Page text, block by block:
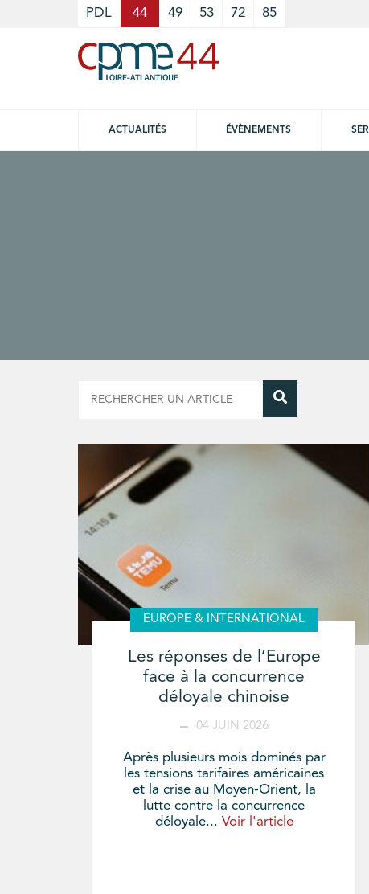
PDL 44 49 53 72 85
ACTUALITÉS ÉVÈNEMENTS
EUROPE & INTERNATIONAL
Les réponses de l’Europe
face à la concurrence
déloyale chinoise
04 JUIN 2026
Après plusieurs mois dominés par
les tensions tarifaires américaines
et la crise au Moyen-Orient, la
lutte contre la concurrence
déloyale... Voir l'article
Cookies management panel